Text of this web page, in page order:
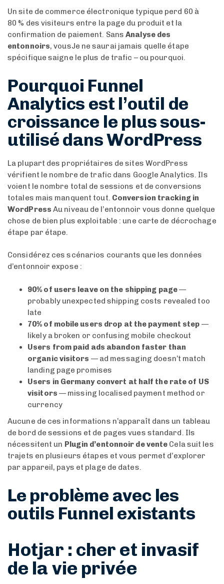
Un site de commerce électronique typique perd 60 à
80 % des visiteurs entre la page du produit et la
confirmation de paiement. SansAnalyse des
entonnoirs, vousJe ne saurai jamais quelle étape
spécifique saigne le plus de trafic – ou pourquoi.
Pourquoi Funnel
Analytics est l’outil de
croissance le plus sous-
utilisé dans WordPress
La plupart des propriétaires de sites WordPress
vérifient le nombre de trafic dans Google Analytics. Ils
voient le nombre total de sessions et de conversions
totales mais manquent tout. Conversion tracking in
WordPress Au niveau de l’entonnoir vous donne quelque
chose de bien plus exploitable : une carte de décrochage
étape par étape.
Considérez ces scénarios courants que les données
d’entonnoir expose :
90% of users leave on the shipping page—
probably unexpected shipping costs revealed too
late
70% of mobile users drop at the payment step —
likely a broken or confusing mobile checkout
Users from paid ads abandon faster than
organic visitors — ad messaging doesn’t match
landing page promises
Users in Germany convert at half the rate of US
visitors — missing localised payment method or
currency
Aucune de ces informations n’apparaît dans un tableau
de bord de sessions et de pages vues standard. Ils
nécessitent un Plugin d’entonnoir de vente Cela suit les
trajets en plusieurs étapes et vous permet d’explorer
par appareil, pays et plage de dates.
Le problème avec les
outils Funnel existants
Hotjar : cher et invasif
de la vie privée